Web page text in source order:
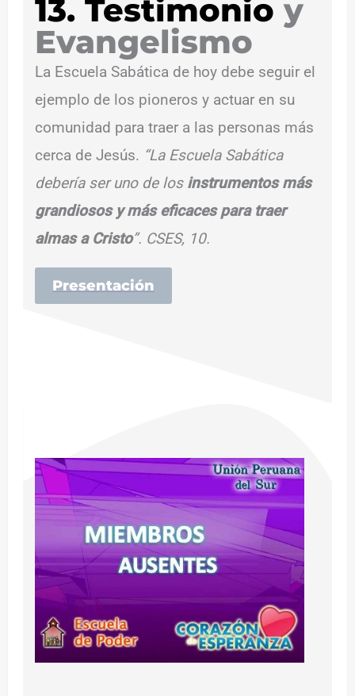
13. Testimonio y
Evangelismo
La Escuela Sabática de hoy debe seguir el
ejemplo de los pioneros y actuar en su
comunidad para traer a las personas más
cerca de Jesús. “La Escuela Sabática
debería ser uno de los instrumentos más
grandiosos y más eficaces para traer
almas a Cristo”. CSES, 10.
Presentación